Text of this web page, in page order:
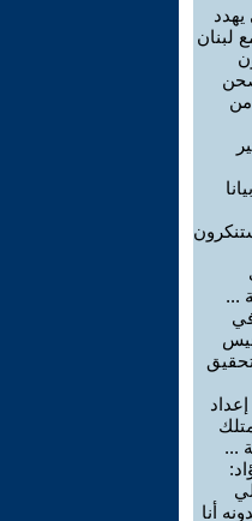
لبنان
من
...
...
أنا